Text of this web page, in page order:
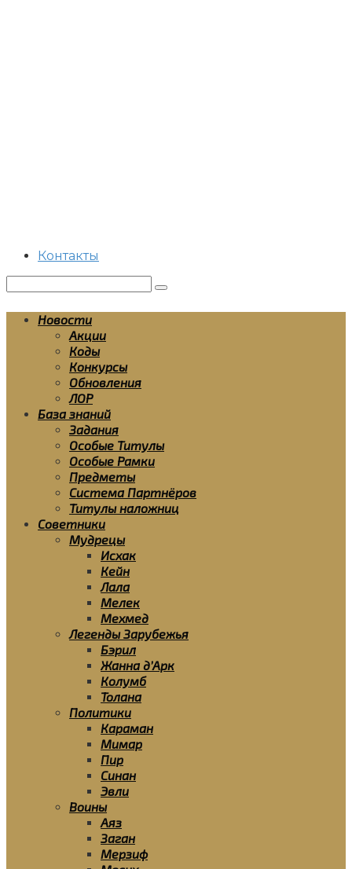
Контакты
Новости
Акции
Коды
Конкурсы
Обновления
ЛОР
База знаний
Задания
Особые Титулы
Особые Рамки
Предметы
Система Партнёров
Титулы наложниц
Советники
Мудрецы
Исхак
Кейн
Лала
Мелек
Мехмед
Легенды Зарубежья
Бэрил
Жанна д’Арк
Колумб
Толана
Политики
Караман
Мимар
Пир
Синан
Эвли
Воины
Аяз
Заган
Мерзиф